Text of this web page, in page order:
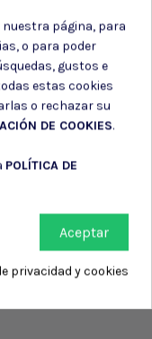
para recibir publicidad
página, para
o para poder
gustos e
estas cookies
o rechazar su
DE COOKIES.
POLÍTICA DE
Aceptar
privacidad y cookies